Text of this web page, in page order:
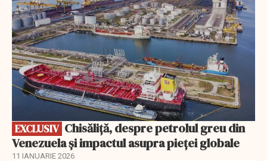
EXCLUSIV
Venezuela și impactul asupra pieței globale
11 IANUARIE 2026